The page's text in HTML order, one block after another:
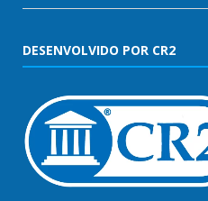
DESENVOLVIDO POR CR2